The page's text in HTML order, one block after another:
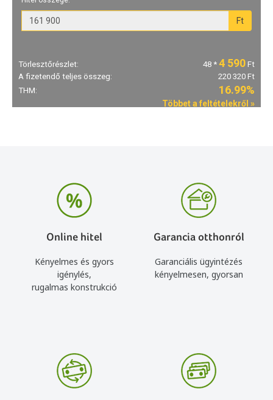
Online hitel
Kényelmes és gyors
igénylés,
rugalmas konstrukció
Garancia otthonról
Garanciális ügyintézés
kényelmesen, gyorsan